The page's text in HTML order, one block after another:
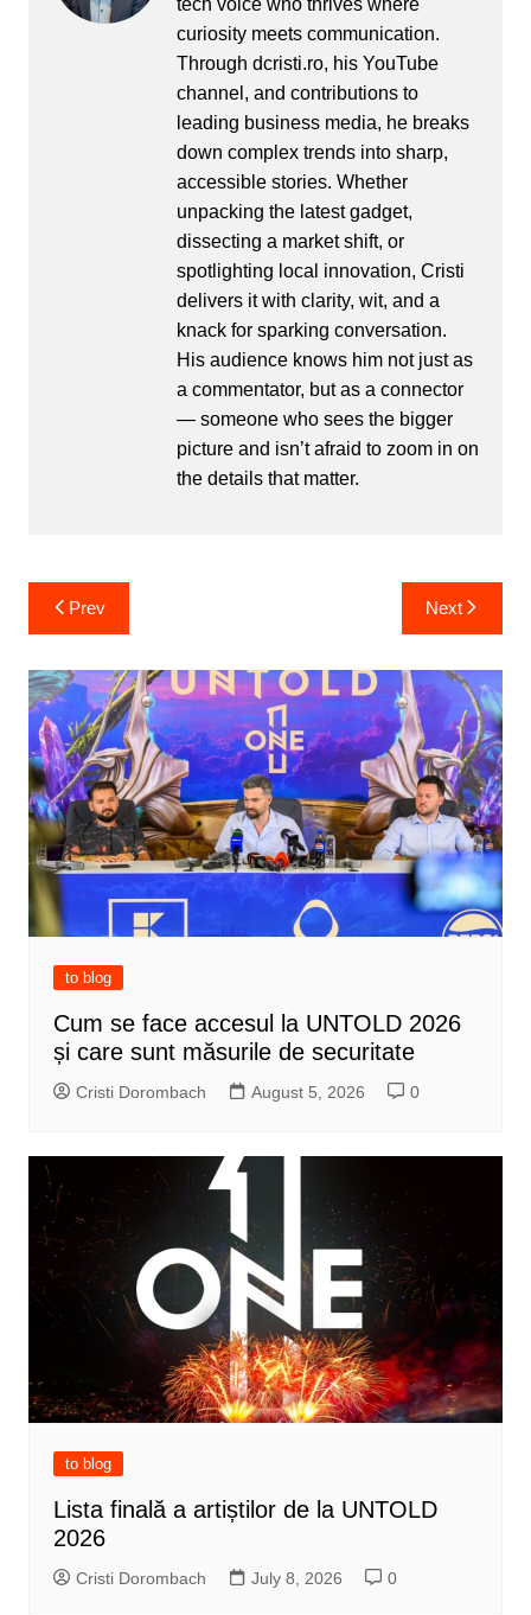
tech voice who thrives where
curiosity meets communication.
Through dcristi.ro, his YouTube
channel, and contributions to
leading business media, he breaks
down complex trends into sharp,
accessible stories. Whether
unpacking the latest gadget,
dissecting a market shift, or
spotlighting local innovation, Cristi
delivers it with clarity, wit, and a
knack for sparking conversation.
His audience knows him not just as
a commentator, but as a connector
— someone who sees the bigger
picture and isn’t afraid to zoom in on
the details that matter.
Post
navigation
Prev Next
to blog
Cum se face accesul la UNTOLD 2026
și care sunt măsurile de securitate
Cristi Dorombach August 5, 2026 0
to blog
Lista finală a artiștilor de la UNTOLD
2026
Cristi Dorombach July 8, 2026 0